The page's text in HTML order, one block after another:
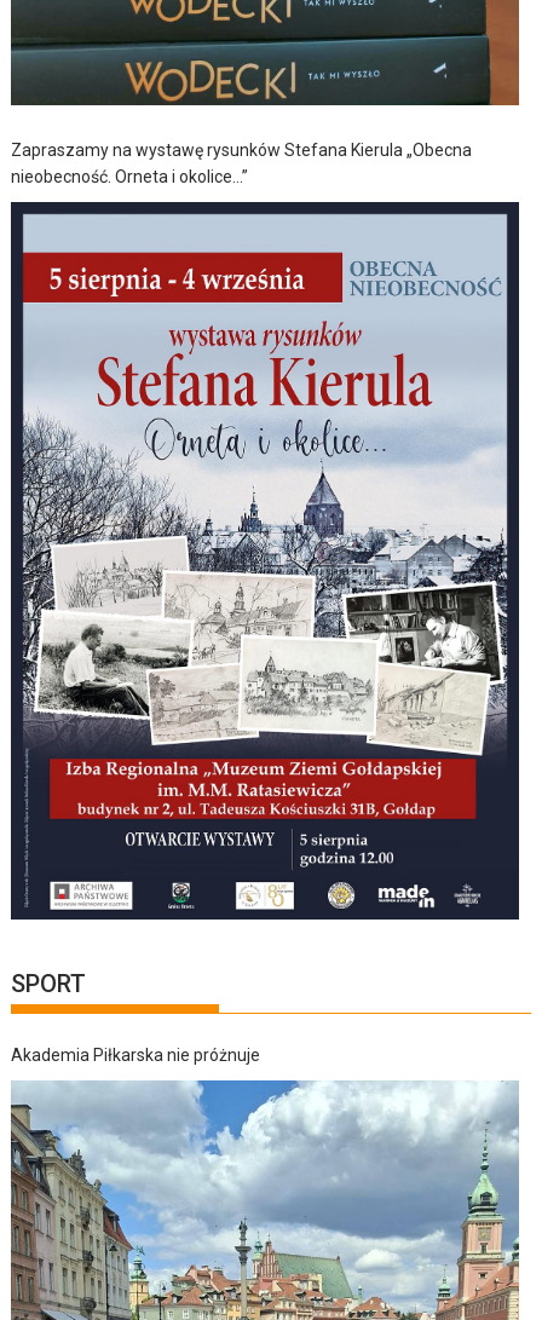
Zapraszamy na wystawę rysunków Stefana Kierula „Obecna
nieobecność. Orneta i okolice…”
SPORT
Akademia Piłkarska nie próżnuje